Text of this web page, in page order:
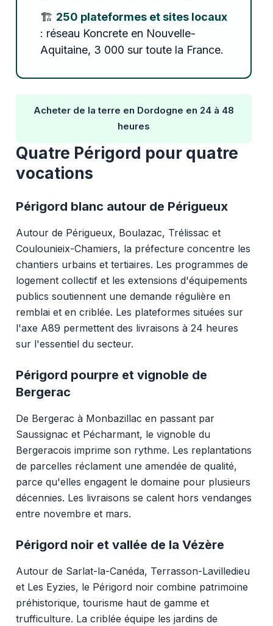
🏗️ 250 plateformes et sites locaux
: réseau Koncrete en Nouvelle-
Aquitaine, 3 000 sur toute la France.
Acheter de la terre en Dordogne en 24 à 48
heures
Quatre Périgord pour quatre
vocations
Périgord blanc autour de Périgueux
Autour de Périgueux, Boulazac, Trélissac et
Coulounieix-Chamiers, la préfecture concentre les
chantiers urbains et tertiaires. Les programmes de
logement collectif et les extensions d'équipements
publics soutiennent une demande régulière en
remblai et en criblée. Les plateformes situées sur
l'axe A89 permettent des livraisons à 24 heures
sur l'essentiel du secteur.
Périgord pourpre et vignoble de
Bergerac
De Bergerac à Monbazillac en passant par
Saussignac et Pécharmant, le vignoble du
Bergeracois imprime son rythme. Les replantations
de parcelles réclament une amendée de qualité,
parce qu'elles engagent le domaine pour plusieurs
décennies. Les livraisons se calent hors vendanges
entre novembre et mars.
Périgord noir et vallée de la Vézère
Autour de Sarlat-la-Canéda, Terrasson-Lavilledieu
et Les Eyzies, le Périgord noir combine patrimoine
préhistorique, tourisme haut de gamme et
trufficulture. La criblée équipe les jardins de